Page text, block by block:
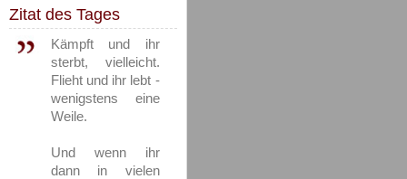
Zitat des Tages
Kämpft und ihr
sterbt, vielleicht.
Flieht und ihr lebt -
wenigstens eine
Weile.
Und wenn ihr
dann in vielen